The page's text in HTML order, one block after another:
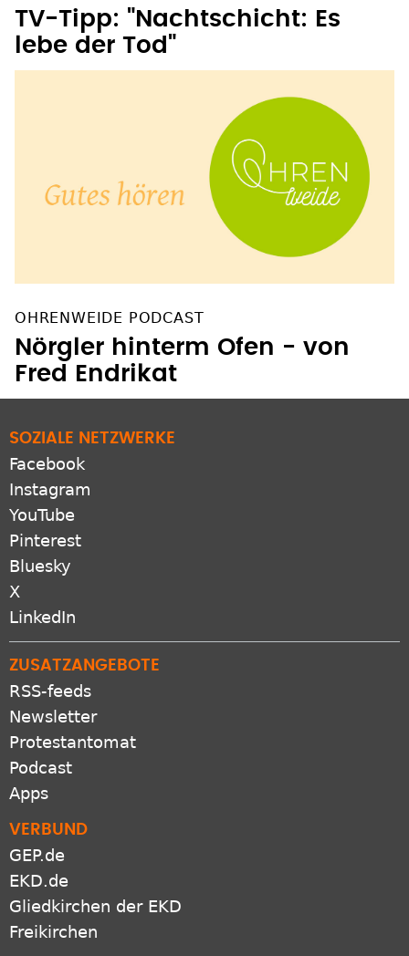
TV-Tipp: "Nachtschicht: Es
lebe der Tod"
OHRENWEIDE PODCAST
Nörgler hinterm Ofen - von
Fred Endrikat
SOZIALE NETZWERKE
Facebook
Instagram
YouTube
Pinterest
Bluesky
X
LinkedIn
ZUSATZANGEBOTE
RSS-feeds
Newsletter
Protestantomat
Podcast
Apps
VERBUND
GEP.de
EKD.de
Gliedkirchen der EKD
Freikirchen